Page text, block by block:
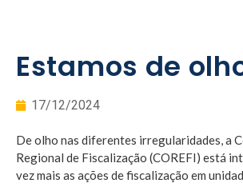
Estamos de
17/12/2024
De olho nas diferentes irregularidades, a
Regional de Fiscalização (COREFI) está
vez mais as ações de fiscalização em